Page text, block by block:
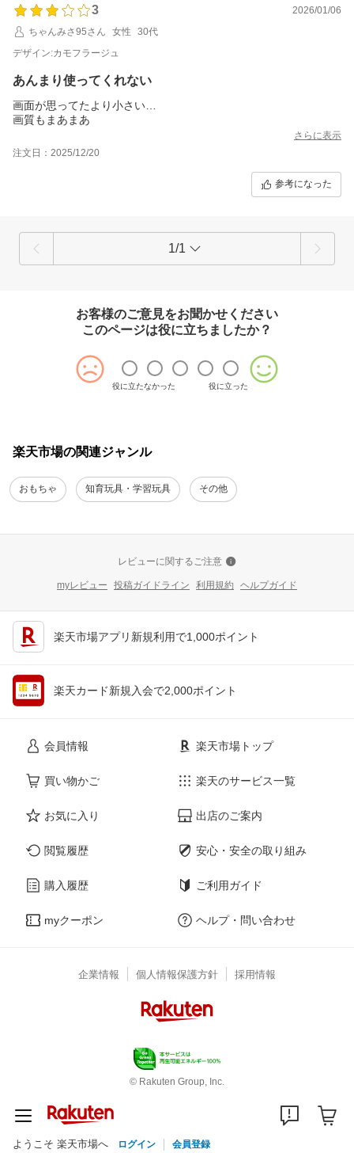
3
2026/01/06
ちゃんみさ95さん
女性
30代
デザイン:カモフラージュ
あんまり使ってくれない
画面が思ってたより小さい…
画質もまあまあ
さらに表示
注文日：2025/12/20
参考になった
1/1
お客様のご意見をお聞かせください
このページは役に立ちましたか？
役に立たなかった 役に立った
楽天市場の関連ジャンル
おもちゃ 知育玩具・学習玩具 その他
レビューに関するご注意
myレビュー 投稿ガイドライン 利用規約 ヘルプガイド
楽天市場アプリ新規利用で1,000ポイント
楽天カード新規入会で2,000ポイント
会員情報
買い物かご
お気に入り
閲覧履歴
購入履歴
myクーポン
楽天市場トップ
楽天のサービス一覧
出店のご案内
安心・安全の取り組み
ご利用ガイド
ヘルプ・問い合わせ
企業情報 個人情報保護方針 採用情報
© Rakuten Group, Inc.
ようこそ 楽天市場へ ログイン 会員登録